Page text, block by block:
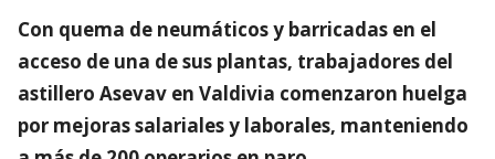
Con quema de neumáticos y barricadas en el
acceso de una de sus plantas, trabajadores del
astillero Asevav en Valdivia comenzaron huelga
por mejoras salariales y laborales, manteniendo